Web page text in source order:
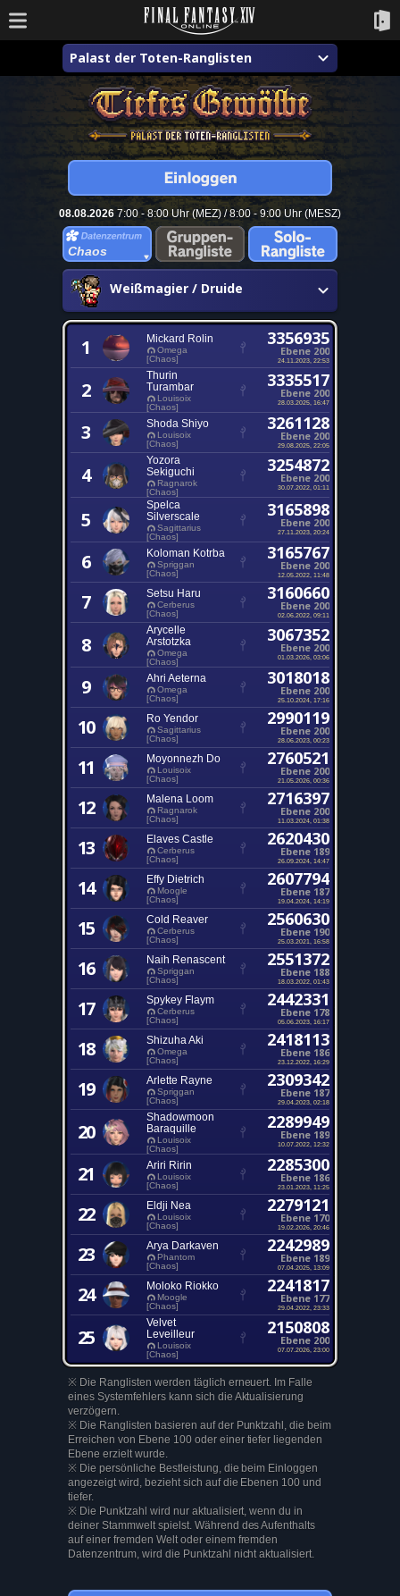
Palast der Toten-Ranglisten
08.08.2026 7:00 - 8:00 Uhr (MEZ) / 8:00 - 9:00 Uhr (MESZ)
Chaos
Weißmagier / Druide
1 Mickard Rolin
Omega
[Chaos]
3356935
Ebene 200
24.11.2023, 22:53
2
Thurin
Turambar
Louisoix
[Chaos]
3335517
Ebene 200
28.03.2025, 16:47
3 Shoda Shiyo
Louisoix
[Chaos]
3261128
Ebene 200
29.08.2025, 22:05
4
Yozora
Sekiguchi
Ragnarok
[Chaos]
3254872
Ebene 200
30.07.2022, 01:11
5
Spelca
Silverscale
Sagittarius
[Chaos]
3165898
Ebene 200
27.11.2023, 20:24
6 Koloman Kotrba
Spriggan
[Chaos]
3165767
Ebene 200
12.05.2022, 11:48
7 Setsu Haru
Cerberus
[Chaos]
3160660
Ebene 200
02.06.2022, 09:11
8
Arycelle
Arstotzka
Omega
[Chaos]
3067352
Ebene 200
01.03.2026, 03:06
9 Ahri Aeterna
Omega
[Chaos]
3018018
Ebene 200
25.10.2024, 17:16
10 Ro Yendor
Sagittarius
[Chaos]
2990119
Ebene 200
28.06.2023, 00:23
11 Moyonnezh Do
Louisoix
[Chaos]
2760521
Ebene 200
21.05.2026, 00:36
12 Malena Loom
Ragnarok
[Chaos]
2716397
Ebene 200
11.03.2024, 01:38
13 Elaves Castle
Cerberus
[Chaos]
2620430
Ebene 189
26.09.2024, 14:47
14 Effy Dietrich
Moogle
[Chaos]
2607794
Ebene 187
19.04.2024, 14:19
15 Cold Reaver
Cerberus
[Chaos]
2560630
Ebene 190
25.03.2021, 16:58
16 Naih Renascent
Spriggan
[Chaos]
2551372
Ebene 188
18.03.2022, 01:43
17 Spykey Flaym
Cerberus
[Chaos]
2442331
Ebene 178
05.06.2023, 16:17
18 Shizuha Aki
Omega
[Chaos]
2418113
Ebene 186
23.12.2022, 16:29
19 Arlette Rayne
Spriggan
[Chaos]
2309342
Ebene 187
29.04.2023, 02:18
20
Shadowmoon
Baraquille
Louisoix
[Chaos]
2289949
Ebene 189
10.07.2022, 12:32
21 Ariri Ririn
Louisoix
[Chaos]
2285300
Ebene 186
23.01.2023, 11:25
22 Eldji Nea
Louisoix
[Chaos]
2279121
Ebene 170
19.02.2026, 20:46
23 Arya Darkaven
Phantom
[Chaos]
2242989
Ebene 189
07.04.2025, 13:09
24 Moloko Riokko
Moogle
[Chaos]
2241817
Ebene 177
29.04.2022, 23:33
25
Velvet
Leveilleur
Louisoix
[Chaos]
2150808
Ebene 200
07.07.2026, 23:00
※ Die Ranglisten werden täglich erneuert. Im Falle
eines Systemfehlers kann sich die Aktualisierung
verzögern.
※ Die Ranglisten basieren auf der Punktzahl, die beim
Erreichen von Ebene 100 oder einer tiefer liegenden
Ebene erzielt wurde.
※ Die persönliche Bestleistung, die beim Einloggen
angezeigt wird, bezieht sich auf die Ebenen 100 und
tiefer.
※ Die Punktzahl wird nur aktualisiert, wenn du in
deiner Stammwelt spielst. Während des Aufenthalts
auf einer fremden Welt oder einem fremden
Datenzentrum, wird die Punktzahl nicht aktualisiert.